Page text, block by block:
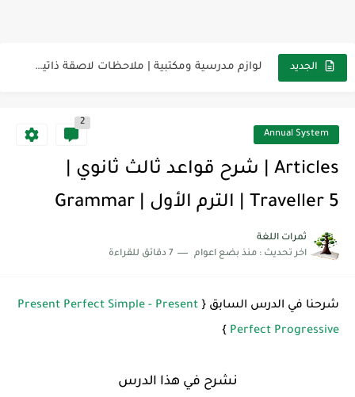
الجديد مجموعة واحدة من 7 قطع من القرطاسية الجميلة
أفضل أكواد خصم تفيدك عند التسوق Discount Codes That Help... Annual System
2
Articles | شرح قواعد ثالث ثانوي |
Traveller 5 | الترم الأول | Grammar
ثمرات اللغة
اخر تحديث : منذ بضع اعوام 7 دقائق للقراءة
شرحنا في الدرس السابق { Present Perfect Simple - Present
Perfect Progressive
}
نشرح في هذا الدرس